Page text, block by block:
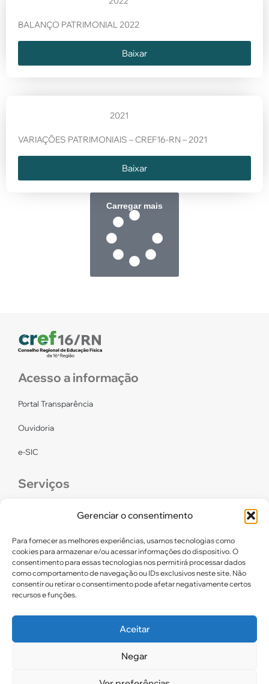
Gerenciar o consentimento
Para fornecer as melhores experiências, usamos tecnologias como
cookies para armazenar e/ou acessar informações do dispositivo. O
consentimento para essas tecnologias nos permitirá processar dados
como comportamento de navegação ou IDs exclusivos neste site. Não
consentir ou retirar o consentimento pode afetar negativamente certos
recursos e funções.
Aceitar
Negar
BALANÇO PATRIMONIAL 2022
Baixar
2021
VARIAÇÕES PATRIMONIAIS – CREF16-RN – 2021
Baixar
Carregar mais
Acesso a informação
Portal Transparência
Ouvidoria
e-SIC
Serviços
Links úteis
Certidão de Quitação Eleitoral
Parceiros CREF16